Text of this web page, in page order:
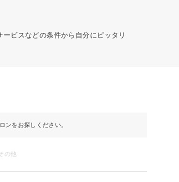
ビスなどの条件から自分にピッタリ
ンをお探しください。
の他